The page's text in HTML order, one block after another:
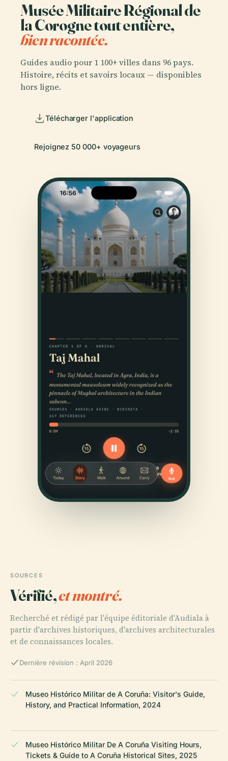
Musée Militaire Régional de
la Corogne tout entière,
bien racontée.
Guides audio pour 1 100+ villes dans 96 pays.
Histoire, récits et savoirs locaux — disponibles
hors ligne.
Télécharger l'application
Rejoignez 50 000+ voyageurs
SOURCES
Vérifié,et montré.
Recherché et rédigé par l'équipe éditoriale d'Audiala à
partir d'archives historiques, d'archives architecturales
et de connaissances locales.
Dernière révision : April 2026
Museo Histórico Militar de A Coruña: Visitor's Guide,
History, and Practical Information, 2024
Museo Histórico Militar De A Coruña Visiting Hours,
Tickets & Guide to A Coruña Historical Sites, 2025